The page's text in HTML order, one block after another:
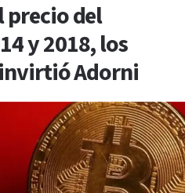
precio del
y 2018, los
Adorni